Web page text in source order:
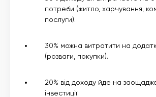
потреби (житло, харчування,
послуги).
30% можна витратити на
(розваги, покупки).
20% від доходу йде на
інвестиції.